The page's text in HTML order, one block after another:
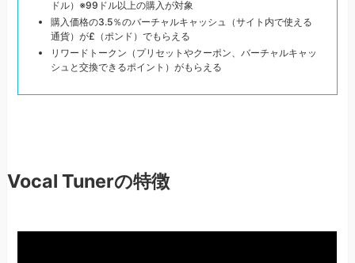
ドル）※99ドル以上の購入が対象
購入価格の3.5％のバーチャルキャッシュ（サイト内で使える
通貨）が£（ポンド）でもらえる
リワードトークン（プリセットやクーポン、バーチャルキャッ
シュと交換できるポイント）がもらえる
Vocal Tunerの特徴